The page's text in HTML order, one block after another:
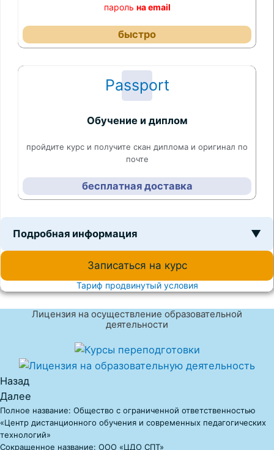
пароль на email
быстро
Passport
Обучение и диплом
пройдите курс и получите скан диплома и оригинал по
почте
бесплатная доставка
Подробная информация ▼
Записаться на курс
Тариф продвинутый условия
Лицензия на осуществление образовательной
деятельности
Назад
Далее
Полное название: Общество с ограниченной ответственностью
«Центр дистанционного обучения и современных педагогических
технологий»
Сокращенное название: ООО «ЦДО СПТ»